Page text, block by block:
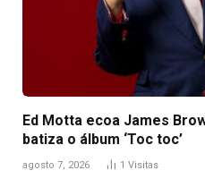
Ed Motta ecoa James
batiza o álbum ‘Toc toc’
agosto 7, 2026 1 Visitas